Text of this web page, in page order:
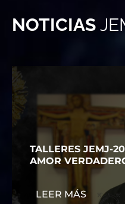
NOTICIAS
TALLERES JEMJ-
AMOR
LEER MÁS